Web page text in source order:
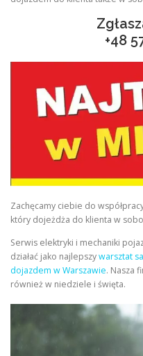
+48
Zachęcamy ciebie do
który dojeżdża do klienta w
Serwis elektryki i mechaniki
działać jako najlepszywarsztat
dojazdem w Warszawie. Nasza
również w niedziele i święta.